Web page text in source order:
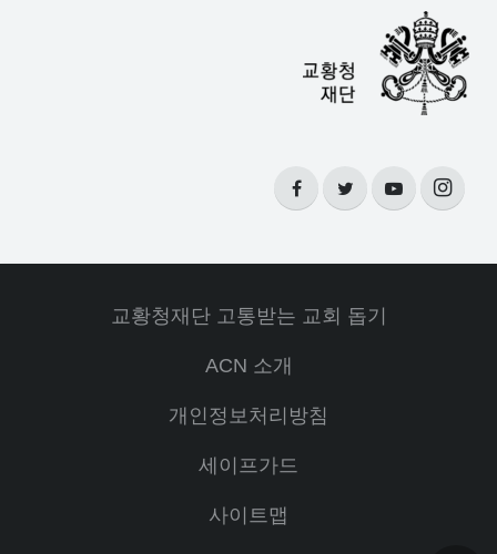
교황청재단 고통받는 교회 돕기
ACN 소개
개인정보처리방침
세이프가드
사이트맵